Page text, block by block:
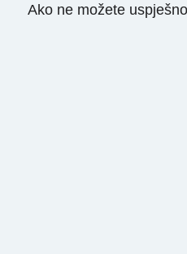
Ako ne možete